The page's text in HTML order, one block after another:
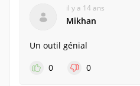
il y a 14 ans
Mikhan
Un outil génial
0
0